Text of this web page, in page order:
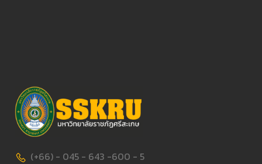
(+66) - 045 - 643 -600 - 5